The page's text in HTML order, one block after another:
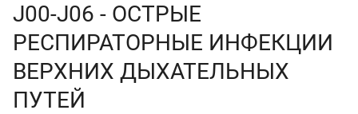
J00-J06 - ОСТРЫЕ
РЕСПИРАТОРНЫЕ ИНФЕКЦИИ
ВЕРХНИХ ДЫХАТЕЛЬНЫХ
ПУТЕЙ